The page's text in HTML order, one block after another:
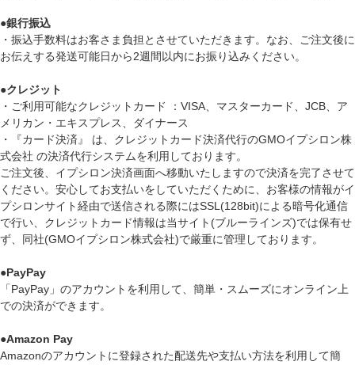
●銀行振込
・振込手数料はお客さま負担とさせていただきます。なお、ご注文後に
お伝えする発送可能日から2週間以内にお振り込みください。
●クレジット
・ご利用可能なクレジットカード ：VISA、マスターカード、JCB、ア
メリカン・エキスプレス、ダイナース
・『カード決済』 は、クレジットカード決済代行のGMOイプシロン株
式会社 の決済代行システムを利用しております。
ご注文後、イプシロン決済画面へ移動いたしますので決済を完了させて
ください。安心してお支払いをしていただくために、お客様の情報がイ
プシロンサイト経由で送信される際にはSSL(128bit)による暗号化通信
で行い、クレジットカード情報は当サイト(ブルーラインズ)では保有せ
ず、同社(GMOイプシロン株式会社)で厳重に管理しております。
●PayPay
「PayPay」のアカウントを利用して、簡単・スムーズにオンライン上
での決済ができます。
●Amazon Pay
Amazonのアカウントに登録された配送先や支払い方法を利用して簡